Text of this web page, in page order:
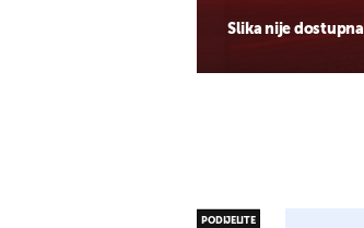
Slika nije dostupna
PODIJELITE